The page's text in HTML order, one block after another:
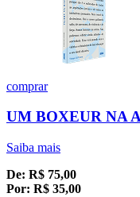
comprar
UM BOXEUR NA
Saiba mais
De: R$ 75,00
Por: R$ 35,00